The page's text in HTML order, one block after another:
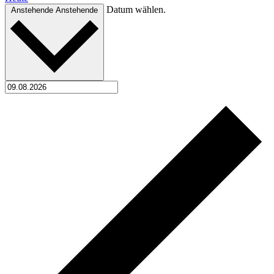
Anstehende Anstehende Datum wählen.